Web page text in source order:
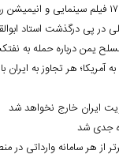
در پی درگذشت استاد
یمن درباره حمله به
هر تجاوز به ایران
ایران خارج نخواهد شد
جدی شد
از هر سامانه وارداتی در